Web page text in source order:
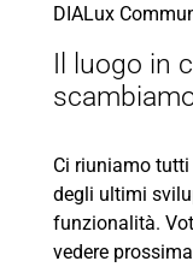
DIALux
Il luogo in
Ci riuniamo
degli ultimi
funzionalità.
vedere